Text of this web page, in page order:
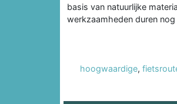
basis van natuurlijke
werkzaamheden duren
hoogwaardige,